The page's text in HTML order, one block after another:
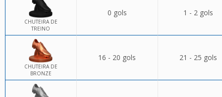
CHUTEIRA DE
TREINO
0 gols 1 - 2 gols
CHUTEIRA DE
BRONZE
16 - 20 gols 21 - 25 gols